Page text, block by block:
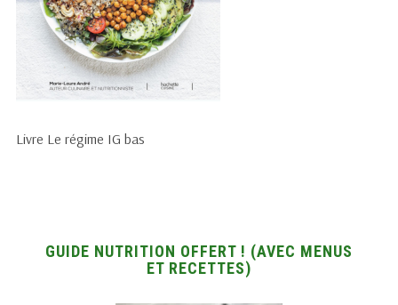
Livre Le régime IG bas
GUIDE NUTRITION OFFERT ! (AVEC MENUS
ET RECETTES)